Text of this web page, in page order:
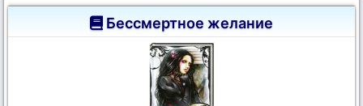
Бессмертное желание